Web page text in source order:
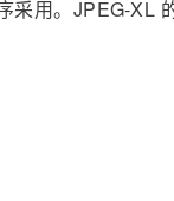
用。JPEG-XL